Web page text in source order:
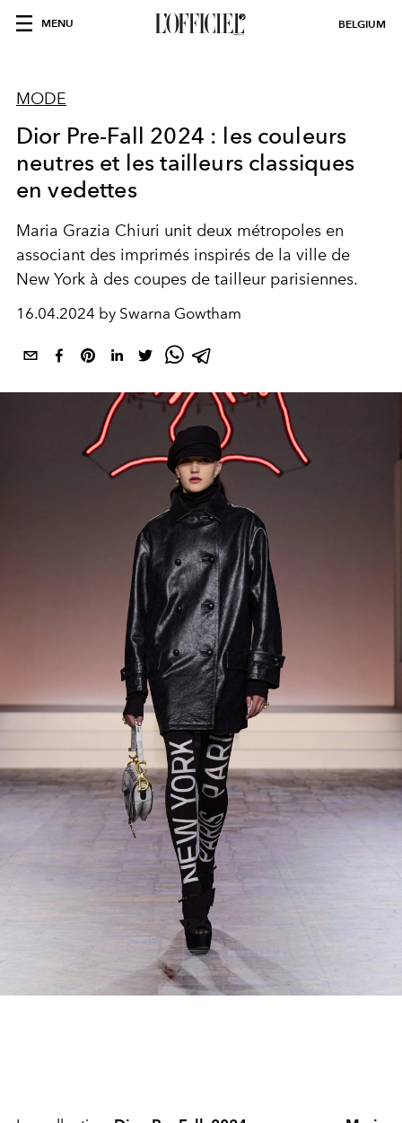
MENU BELGIUM
MODE
Dior Pre-Fall 2024 : les couleurs
neutres et les tailleurs classiques
en vedettes
Maria Grazia Chiuri unit deux métropoles en
associant des imprimés inspirés de la ville de
New York à des coupes de tailleur parisiennes.
16.04.2024 by Swarna Gowtham